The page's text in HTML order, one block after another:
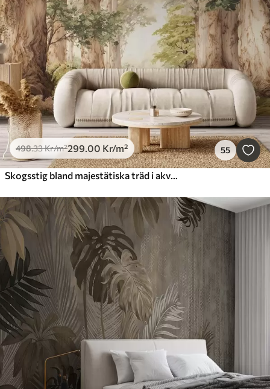
498.33Kr/m²299.00 Kr/m² 55
Skogsstig bland majestätiska träd i akvarellstil